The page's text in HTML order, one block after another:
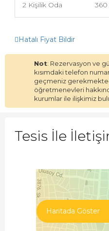
2 Kişilik Oda 360
Hatalı Fiyat Bildir
Not: Rezervasyon ve
kısımdaki telefon
geçmeniz
öğretmenevleri
kurumlar ile ilişkimiz
Tesis İle
Haritada Göster